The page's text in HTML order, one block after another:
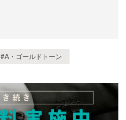
#A・ゴールドトーン